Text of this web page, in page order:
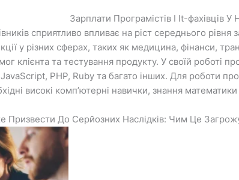
Зарплати Програмістів І It-фахівців У
сприятливо впливає на ріст середнього рівня
у різних сферах, таких як медицина, фінанси,
клієнта та тестування продукту. У своїй роботі
PHP, Ruby та багато інших. Для роботи
високі комп’ютерні навички, знання математики
До Серйозних Наслідків: Чим Це